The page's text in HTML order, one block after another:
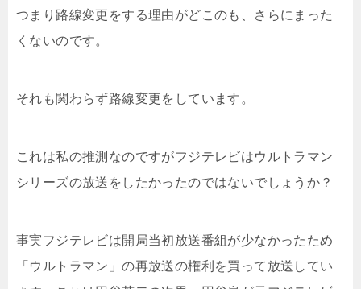
つまり路線変更をする理由がどこのも、さらにまった
くないのです。
それも関わらず路線変更をしています。
これは私の推測なのですがフジテレビはウルトラマン
シリーズの放送をしたかったのではないでしょうか？
事実フジテレビは開局当初放送番組が少なかったため
「ウルトラマン」の再放送の権利を買って放送してい